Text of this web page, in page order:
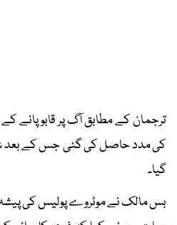
ترجمان کے مطابق آگ پر قابو پانے کے
کی مدد حاصل کی گئی جس کے بعد
گیا۔
بس مالک نے موٹروے پولیس کی پیشہ